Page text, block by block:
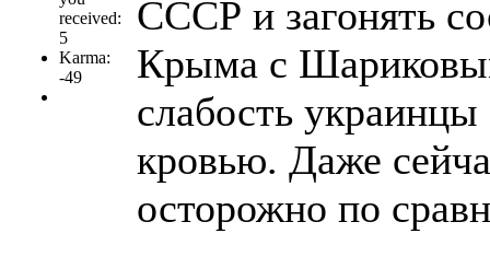
received:
5
Karma:
-49
СССР и загонять
Крыма с
слабость украинцы
кровью. Даже
осторожно по